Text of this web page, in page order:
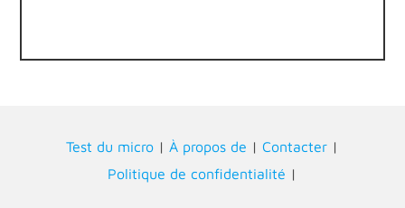
Test du micro |À propos de |Contacter |
Politique de confidentialité |